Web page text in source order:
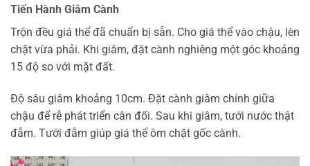
Tiến Hành Giâm Cành
Trộn đều giá thể đã chuẩn bị sẵn. Cho giá thể vào chậu, lèn
chặt vừa phải. Khi giâm, đặt cành nghiêng một góc khoảng
15 độ so với mặt đất.
Độ sâu giâm khoảng 10cm. Đặt cành giâm chính giữa
chậu để rễ phát triển cân đối. Sau khi giâm, tưới nước thật
đẫm. Tưới đẫm giúp giá thể ôm chặt gốc cành.